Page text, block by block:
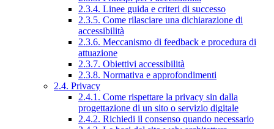
2.3.4. Linee guida e criteri di successo
2.3.5. Come rilasciare una dichiarazione di
accessibilità
2.3.6. Meccanismo di feedback e procedura di
attuazione
2.3.7. Obiettivi accessibilità
2.3.8. Normativa e approfondimenti
2.4. Privacy
2.4.1. Come rispettare la privacy sin dalla
progettazione di un sito o servizio digitale
2.4.2. Richiedi il consenso quando necessario